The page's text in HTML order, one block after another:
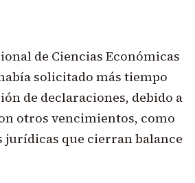
de Ciencias Económicas
solicitado más tiempo
de declaraciones, debido a
otros vencimientos, como
jurídicas que cierran balance